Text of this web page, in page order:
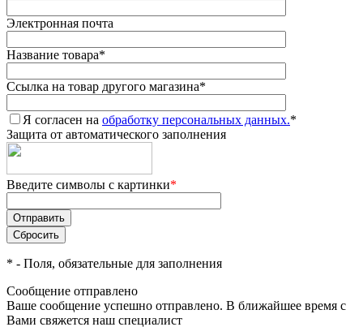
Электронная почта
Название товара*
Ссылка на товар другого магазина*
Я согласен на обработку персональных данных.*
Защита от автоматического заполнения
Введите символы с картинки*
* - Поля, обязательные для заполнения
Сообщение отправлено
Ваше сообщение успешно отправлено. В ближайшее время с
Вами свяжется наш специалист